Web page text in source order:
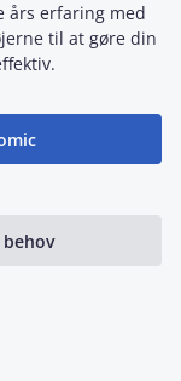
års erfaring med
til at gøre din
behov